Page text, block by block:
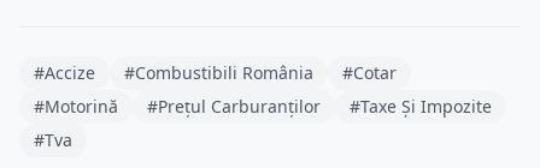
#Accize #Combustibili România
#Cotar
#Motorină
#Prețul Carburanților
#Taxe Și Impozite
#Tva